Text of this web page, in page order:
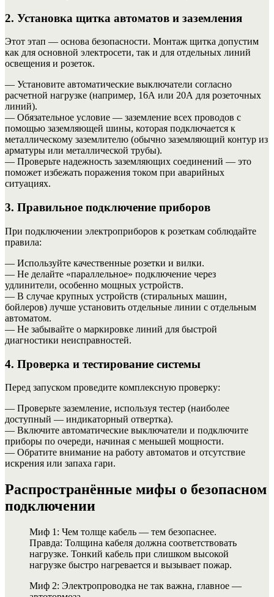
2. Установка щитка автоматов и заземления
Этот этап — основа безопасности. Монтаж щитка допустим
как для основной электросети, так и для отдельных линий
освещения и розеток.
— Установите автоматические выключатели согласно
расчетной нагрузке (например, 16А или 20А для розеточных
линий).
— Обязательное условие — заземление всех проводов с
помощью заземляющей шины, которая подключается к
металлическому заземлителю (обычно заземляющий контур из
арматуры или металлической трубы).
— Проверьте надежность заземляющих соединений — это
поможет избежать поражения током при аварийных
ситуациях.
3. Правильное подключение приборов
При подключении электроприборов к розеткам соблюдайте
правила:
— Используйте качественные розетки и вилки.
— Не делайте «параллельное» подключение через
удлинители, особенно мощных устройств.
— В случае крупных устройств (стиральных машин,
бойлеров) лучше установить отдельные линии с отдельным
автоматом.
— Не забывайте о маркировке линий для быстрой
диагностики неисправностей.
4. Проверка и тестирование системы
Перед запуском проведите комплексную проверку:
— Проверьте заземление, используя тестер (наиболее
доступный — индикаторный отвертка).
— Включите автоматические выключатели и подключите
приборы по очереди, начиная с меньшей мощности.
— Обратите внимание на работу автоматов и отсутствие
искрения или запаха гари.
Распространённые мифы о безопасном
подключении
Миф 1: Чем толще кабель — тем безопаснее.
Правда: Толщина кабеля должна соответствовать
нагрузке. Тонкий кабель при слишком высокой
нагрузке быстро нагревается и вызывает пожар.
Миф 2: Электропроводка не так важна, главное —